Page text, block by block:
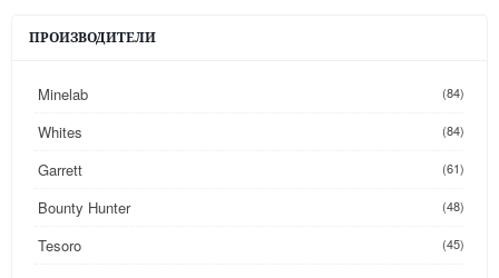
ПРОИЗВОДИТЕЛИ
Minelab (84)
Whites (84)
Garrett (61)
Bounty Hunter (48)
Tesoro (45)